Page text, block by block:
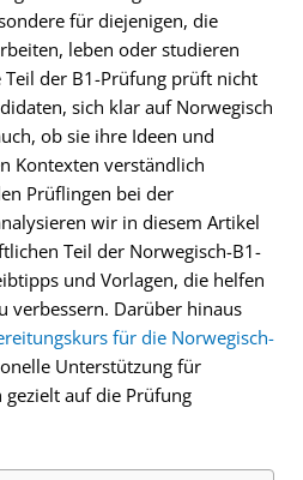
für diejenigen, die
leben oder studieren
der B1-Prüfung prüft nicht
sich klar auf Norwegisch
ob sie ihre Ideen und
Kontexten verständlich
Prüflingen bei der
wir in diesem Artikel
Teil der Norwegisch-B1-
und Vorlagen, die helfen
verbessern. Darüber hinaus
für die Norwegisch-
Unterstützung für
auf die Prüfung